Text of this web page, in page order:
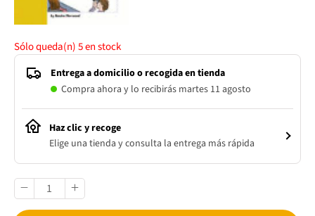
Sólo queda(n)5en stock
Entrega a domicilio o recogida en tienda
Compra ahora y lo recibirás martes 11 agosto
Haz clic y recoge
Elige una tienda y consulta la entrega más rápida